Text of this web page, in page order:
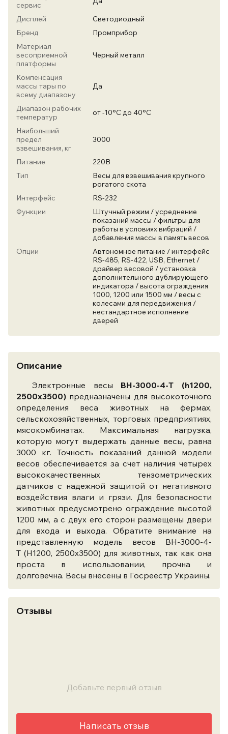
сервис
Дисплей
Светодиодный
Бренд
Промприбор
Материал
весоприемной
платформы
Черный металл
Компенсация
массы тары по
всему диапазону
Да
Диапазон рабочих
температур
от -10°С до 40°С
Наибольший
предел
взвешивания, кг
3000
Питание
220В
Тип
Весы для взвешивания крупного
рогатого скота
Интерфейс
RS-232
Функции
Штучный режим / усреднение
показаний массы / фильтры для
работы в условиях вибраций /
добавления массы в память весов
Опции
Автономное питание / интерфейс
RS-485, RS-422, USB, Ethernet /
драйвер весовой / установка
дополнительного дублирующего
индикатора / высота ограждения
1000, 1200 или 1500 мм / весы с
колесами для передвижения /
нестандартное исполнение
дверей
Описание
Электронные весы ВН-3000-4-Т (h1200,
2500x3500) предназначены для высокоточного
определения веса животных на фермах,
сельскохозяйственных, торговых предприятиях,
мясокомбинатах. Максимальная нагрузка,
которую могут выдержать данные весы, равна
3000 кг. Точность показаний данной модели
весов обеспечивается за счет наличия четырех
высококачественных тензометрических
датчиков с надежной защитой от негативного
воздействия влаги и грязи. Для безопасности
животных предусмотрено ограждение высотой
1200 мм, а с двух его сторон размещены двери
для входа и выхода. Обратите внимание на
представленную модель весов ВН-3000-4-
Т (Н1200, 2500x3500) для животных, так как она
проста в использовании, прочна и
долговечна. Весы внесены в Госреестр Украины.
Отзывы
Добавьте первый отзыв
Написать отзыв